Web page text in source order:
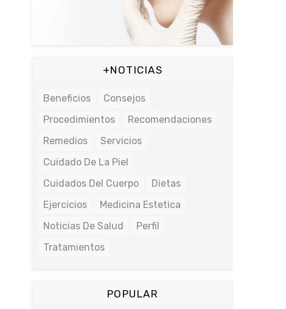
+NOTICIAS
Beneficios
Consejos
Procedimientos
Recomendaciones
Remedios
Servicios
Cuidado De La Piel
Cuidados Del Cuerpo
Dietas
Ejercicios
Medicina Estetica
Noticias De Salud
Perfil
Tratamientos
POPULAR